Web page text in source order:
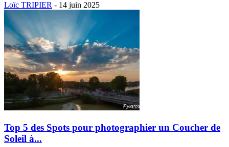
Loïc TRIPIER - 14 juin 2025
Top 5 des Spots pour photographier un Coucher de
Soleil à...